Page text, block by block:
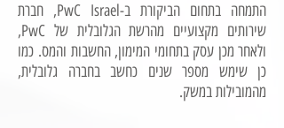
התמחה בתחום הביקורת ב-PwC Israel, חברת
שירותים מקצועיים מהרשת הגלובלית של PwC,
ולאחר מכן עסק בתחומי המימון, החשבות והמס. כמו
כן שימש מספר שנים כחשב בחברה גלובלית,
מהמובילות במשק.